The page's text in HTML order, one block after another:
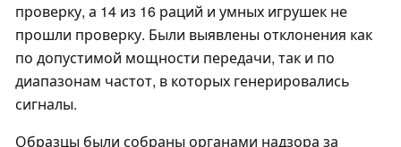
проверку, а 14 из 16 раций и умных игрушек не
прошли проверку. Были выявлены отклонения как
по допустимой мощности передачи, так и по
диапазонам частот, в которых генерировались
сигналы.
Образцы были собраны органами надзора за